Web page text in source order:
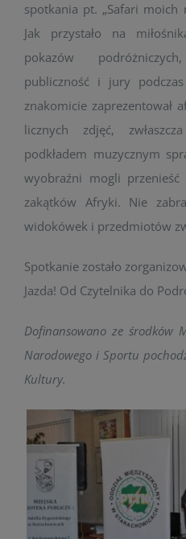
spotkania pt. „Safari moich
Jak przystało na
pokazów
publiczność i jury
znakomicie zaprezentował
licznych zdjęć,
podkładem muzycznym
wyobraźni mogli
zakątków Afryki. Nie
widokówek i przedmiotów
Spotkanie zostało
Jazda! Od Czytelnika do
Dofinansowano ze środków
Narodowego i Sportu
Kultury.